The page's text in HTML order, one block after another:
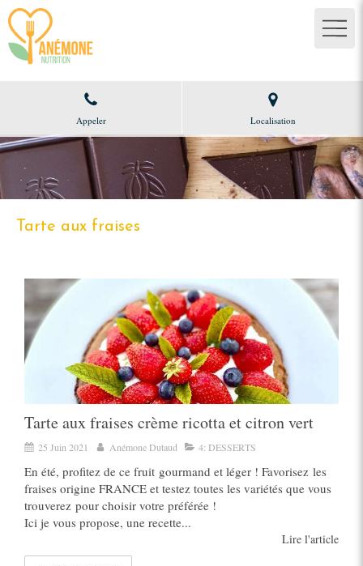
Appeler Localisation
Tarte aux fraises
Tarte aux fraises crème ricotta et citron vert
25 Juin 2021 Anémone Dutaud 4: DESSERTS
En été, profitez de ce fruit gourmand et léger ! Favorisez les
fraises origine FRANCE et testez toutes les variétés que vous
trouverez pour choisir votre préférée !
Ici je vous propose, une recette...
Lire l'article